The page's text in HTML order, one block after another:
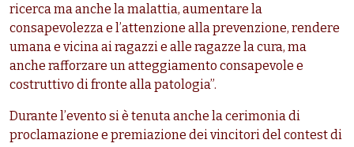
ricerca ma anche la malattia, aumentare la
consapevolezza e l’attenzione alla prevenzione, rendere
umana e vicina ai ragazzi e alle ragazze la cura, ma
anche rafforzare un atteggiamento consapevole e
costruttivo di fronte alla patologia”.
Durante l’evento si è tenuta anche la cerimonia di
proclamazione e premiazione dei vincitori del contest di